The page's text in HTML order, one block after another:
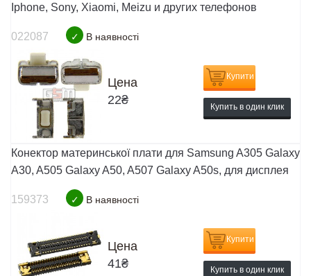
Iphone, Sony, Xiaomi, Meizu и других телефонов
022087 ✓ В наявності
Цена
22₴
Купити
Купить в один клик
Конектор материнської плати для Samsung A305 Galaxy
A30, A505 Galaxy A50, A507 Galaxy A50s, для дисплея
159373 ✓ В наявності
Цена
41₴
Купити
Купить в один клик